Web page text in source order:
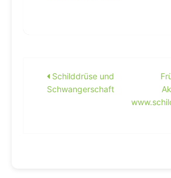
Schilddrüse und
Schwangerschaft